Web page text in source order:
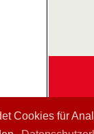
Cookies für